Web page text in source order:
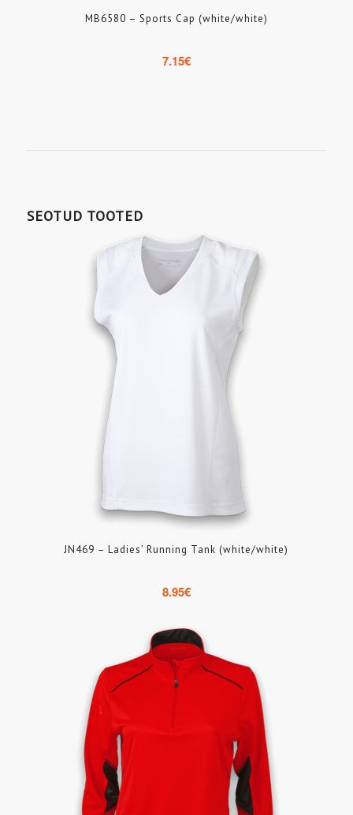
MB6580 – Sports Cap (white/white)
7.15€
SEOTUD TOOTED
JN469 – Ladies’ Running Tank (white/white)
8.95€